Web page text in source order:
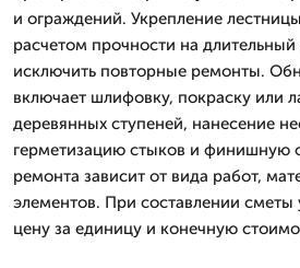
и ограждений. Укрепление
расчетом прочности на
исключить повторные ремонты.
включает шлифовку, покраску или
деревянных ступеней, нанесение
герметизацию стыков и финишную
ремонта зависит от вида работ,
элементов. При составлении
цену за единицу и конечную